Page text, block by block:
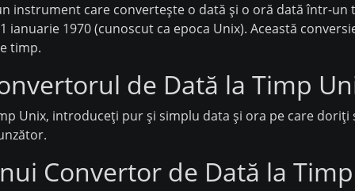
instrument care convertește o dată și o oră dată într-
ianuarie 1970 (cunoscut ca epoca Unix). Această
timp.
de Dată la Timp
Unix, introduceți pur și simplu data și ora pe care
Convertor de Dată la